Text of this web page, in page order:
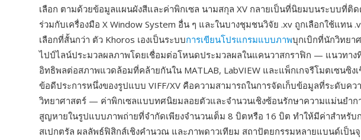
เลือก ตามด้วยข้อมูลแผนผังสีและค่าพิกเซล นามสกุล XV กลายเป็นที่นิยมบนระบบที่ติด
ร่วมกับเครื่องมือ X Window System อื่น ๆ และในบางชุมชนวิจัย .xv ถูกเลือกใช้แทน
เลือกที่สั้นกว่า ตัว Khoros เองเป็นระบบการเขียนโปรแกรมแบบภาพบุกเบิกที่นักวิทยา
ไปป์ไลน์ประมวลผลภาพโดยเชื่อมต่อโหนดประมวลผลในแคนวาสกราฟิก — แนวทาง
อิทธิพลต่อสภาพแวดล้อมที่คล้ายกันใน MATLAB, LabVIEW และแพ็กเกจรีโมตเซนซิง
ข้อดีประการหนึ่งของรูปแบบ VIFF/XV คือความสามารถในการจัดเก็บข้อมูลที่ระดับคว
วิทยาศาสตร์ — ค่าพิกเซลแบบทศนิยมลอยตัวและจำนวนเชิงซ้อนรักษาความแม่นยำก
สูญหายในรูปแบบภาพถ่ายที่จำกัดเพียงจำนวนเต็ม 8 บิตหรือ 16 บิต ทำให้มีค่าสำหรับก
สเปกตรัล ผลลัพธ์ฟิสิกส์เชิงคำนวณ และภาพดาวเทียม สถาปัตยกรรมหลายแบนด์เป็น